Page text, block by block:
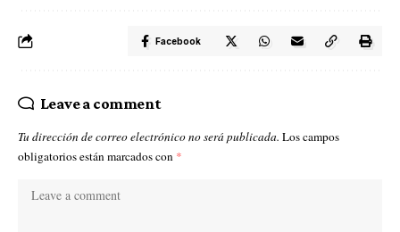
Facebook
Leave a comment
Tu dirección de correo electrónico no será publicada. Los campos
obligatorios están marcados con *